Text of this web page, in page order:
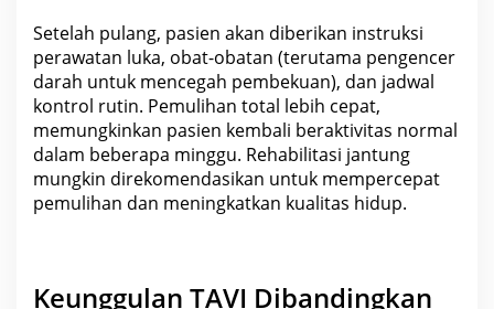
Setelah pulang, pasien akan diberikan instruksi
perawatan luka, obat-obatan (terutama pengencer
darah untuk mencegah pembekuan), dan jadwal
kontrol rutin. Pemulihan total lebih cepat,
memungkinkan pasien kembali beraktivitas normal
dalam beberapa minggu. Rehabilitasi jantung
mungkin direkomendasikan untuk mempercepat
pemulihan dan meningkatkan kualitas hidup.
Keunggulan TAVI Dibandingkan